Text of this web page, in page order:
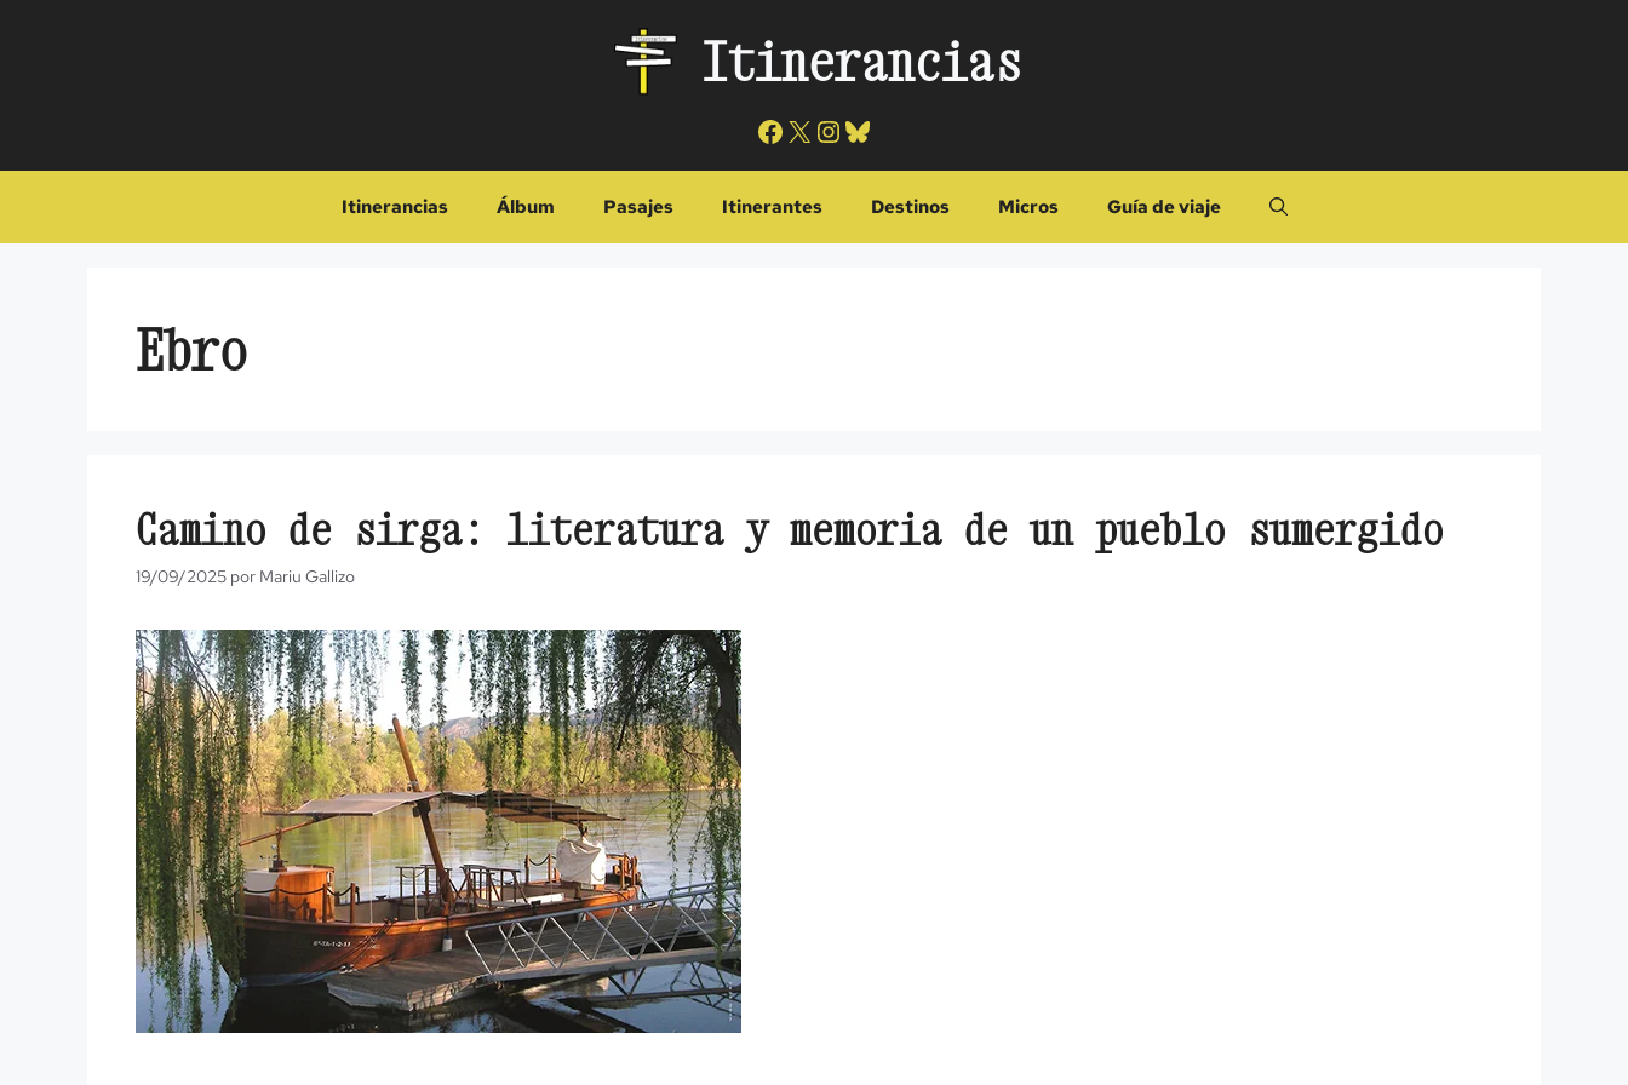
Itinerancias
Facebook
X Instagram
Bluesky
Itinerancias Álbum Pasajes Itinerantes Destinos Micros Guía de viaje
Ebro
Camino de sirga: literatura y memoria de un pueblo sumergido
19/09/2025 por Mariu Gallizo